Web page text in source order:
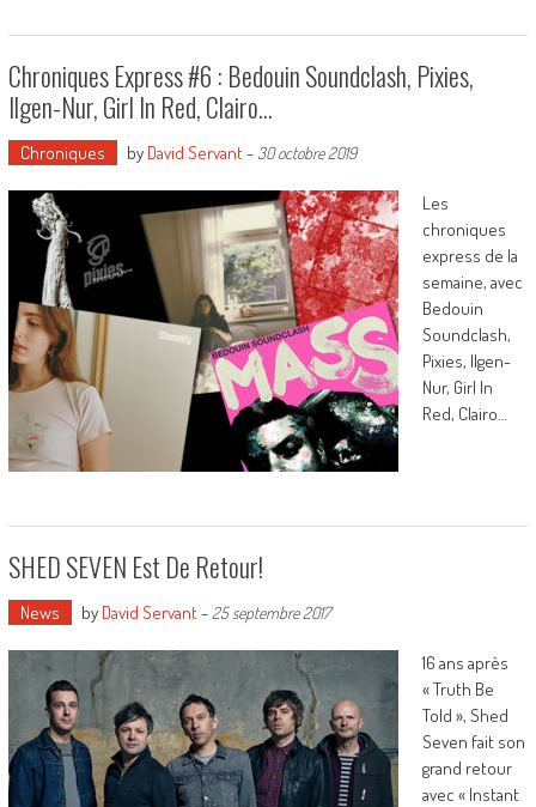
Chroniques Express #6 : Bedouin Soundclash, Pixies,
Ilgen-Nur, Girl In Red, Clairo…
Chroniques by David Servant- 30 octobre 2019
Les
chroniques
express de la
semaine, avec
Bedouin
Soundclash,
Pixies, Ilgen-
Nur, Girl In
Red, Clairo…
SHED SEVEN Est De Retour!
News by David Servant- 25 septembre 2017
16 ans après
« Truth Be
Told », Shed
Seven fait son
grand retour
avec « Instant